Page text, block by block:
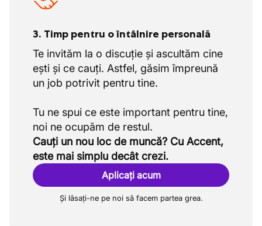
3. Timp pentru o întâlnire personală
Te invităm la o discuție și ascultăm cine
ești și ce cauți. Astfel, găsim împreună
un job potrivit pentru tine.
Tu ne spui ce este important pentru tine,
Cauți un nou loc de muncă? Cu Accent,
este mai simplu decât crezi.
Aplicați acum
Și lăsați-ne pe noi să facem partea grea.